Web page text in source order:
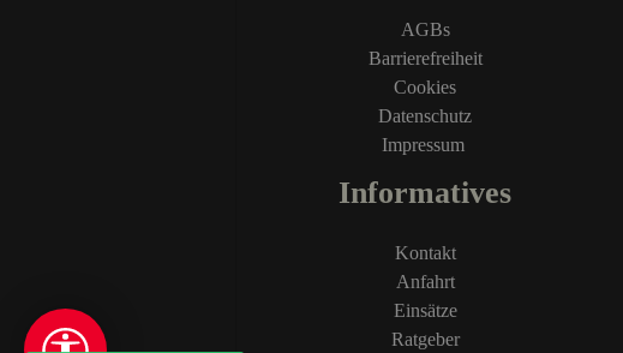
AGBs
Barrierefreiheit
Cookies
Datenschutz
Impressum
Informatives
Kontakt
Anfahrt
Einsätze
Ratgeber